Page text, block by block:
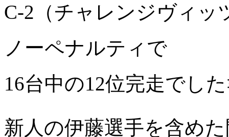
C-2（チャレンジヴィッ
ノーペナルティで
16台中の12位完走でし
新人の伊藤選手を含め